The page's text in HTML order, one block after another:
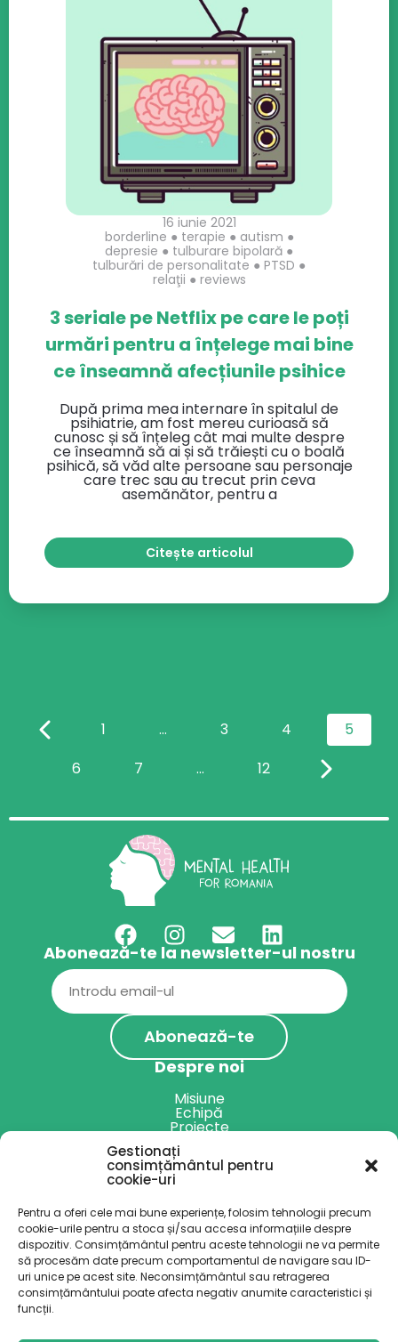
Gestionați
consimțământul pentru
cookie-uri
Pentru a oferi cele mai bune experiențe, folosim tehnologii precum
cookie-urile pentru a stoca și/sau accesa informațiile despre
dispozitiv. Consimțământul pentru aceste tehnologii ne va permite
să procesăm date precum comportamentul de navigare sau ID-
uri unice pe acest site. Neconsimțământul sau retragerea
consimțământului poate afecta negativ anumite caracteristici și
funcții.
16 iunie 2021
borderline ● terapie ● autism ●
depresie ● tulburare bipolară ●
tulburări de personalitate ● PTSD ●
relaţii ● reviews
3 seriale pe Netflix pe care le poți
urmări pentru a înțelege mai bine
ce înseamnă afecțiunile psihice
După prima mea internare în spitalul de
psihiatrie, am fost mereu curioasă să
cunosc și să înțeleg cât mai multe despre
ce înseamnă să ai și să trăiești cu o boală
psihică, să văd alte persoane sau personaje
care trec sau au trecut prin ceva
asemănător, pentru a
Citește articolul
1 … 3 4
5
6
7 … 12
Abonează-te la newsletter-ul nostru
Email
(Required)
Despre noi
Misiune
Echipă
Proiecte
Rapoarte anuale
Servicii
Harta specialiștilor
Resurse
Blog
Podcast
Implică-te